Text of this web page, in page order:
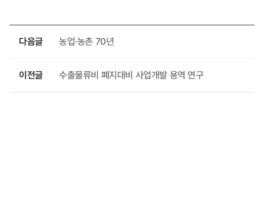
다음글 농업·농촌 70년
이전글 수출물류비 폐지대비 사업개발 용역 연구